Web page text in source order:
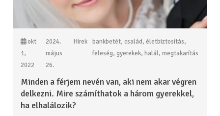
okt
1,
2022
2024.
május
26.
Hírek bankbetét, család, életbiztosítás,
feleség, gyerekek, halál, megtakarítás
Minden a férjem nevén van, aki nem akar végren
delkezni. Mire számíthatok a három gyerekkel,
ha elhalálozik?